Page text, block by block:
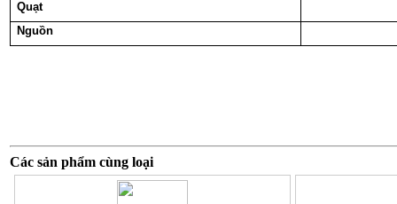
Quạt
Nguồn
Các sản phẩm cùng loại